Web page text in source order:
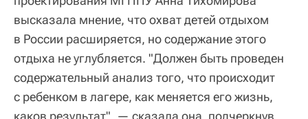
высказала мнение, что охват детей отдыхом
в России расширяется, но содержание этого
отдыха не углубляется. "Должен быть проведен
содержательный анализ того, что происходит
с ребенком в лагере, как меняется его жизнь,